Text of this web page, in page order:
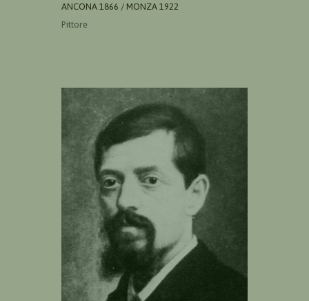
ANCONA 1866 / MONZA 1922
Pittore